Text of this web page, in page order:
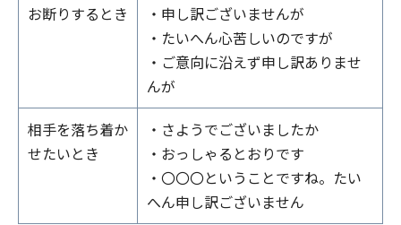
お断りするとき
・申し訳ございませんが
・たいへん心苦しいのですが
・ご意向に沿えず申し訳ありませ
んが
相手を落ち着か
せたいとき
・さようでございましたか
・おっしゃるとおりです
・〇〇〇ということですね。たい
へん申し訳ございません